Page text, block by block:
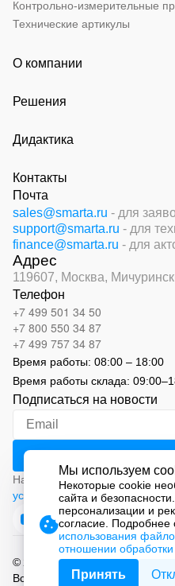
Контрольно-измерительные
Технические артикулы
О компании
Решения
Дидактика
Контакты
Почта
sales@smarta.ru - для
support@smarta.ru - для
finance@smarta.ru - для
Адрес
119607, Москва,
Телефон
+7 499 501 34 50
+7 800 550 34 87
+7 499 757 34 87
Время работы: 08:00 – 18:00
Время работы склада: 09:00–
Подписаться на новости
Нажимая на кнопку
условиями обработки
© 2026 ООО «СМАРТ
Все права защищены.
Мы используем
Некоторые cookie
сайта и
персонализации и
согласие. Подробнее
использования
отношении
Принять